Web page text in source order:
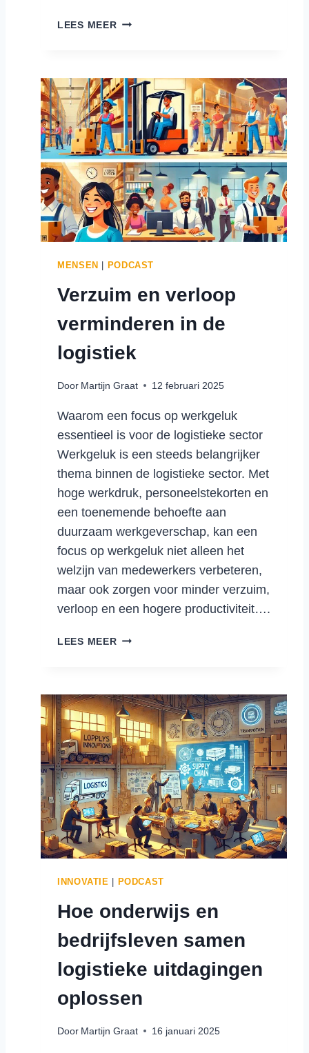
N
K
Z
E
L
F
D
U
U
R
Z
A
A
B
Z
R
E
LEES MEERE
C
I
Ë
N
T
I
E
V
E
R
H
O
E
I
D
L
G
I
S
I
E
K
:
R
U
G
A
I
M
P
E
L
MENSEN PODCAST
Verzuim en verloop
verminderen in de
logistiek
Door Martijn Graat 12 februari 2025
Waarom een focus op werkgeluk
essentieel is voor de logistieke sector
Werkgeluk is een steeds belangrijker
thema binnen de logistieke sector. Met
hoge werkdruk, personeelstekorten en
een toenemende behoefte aan
duurzaam werkgeverschap, kan een
focus op werkgeluk niet alleen het
welzijn van medewerkers verbeteren,
maar ook zorgen voor minder verzuim,
verloop en een hogere productiviteit….
LEES MEERV
U
I
M
E
N
V
E
R
L
O
O
P
E
M
N
E
E
INNOVATIE PODCAST
Hoe onderwijs en
bedrijfsleven samen
logistieke uitdagingen
oplossen
Door Martijn Graat 16 januari 2025